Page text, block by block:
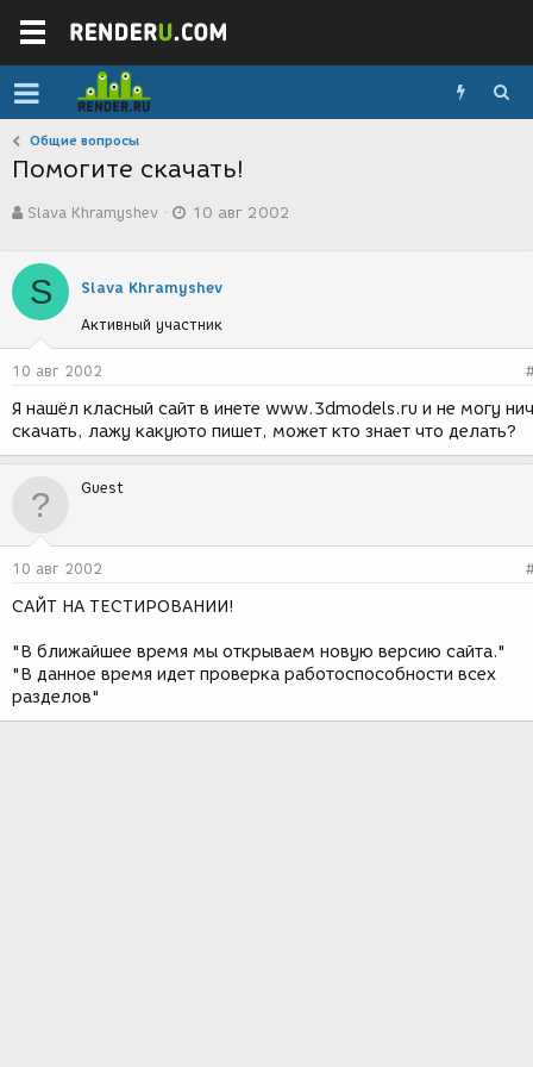
Общие вопросы
Помогите скачать!
в
о
р
т
е
м
ы
Slava Khramyshev
а
с
з
д
и
я
10 авг 2002
S Slava Khramyshev
Активный участник
10 авг 2002
Я нашёл класный сайт в инете www.3dmodels.ru и не могу
скачать, лажу какуюто пишет, может кто знает что делать?
Guest
10 авг 2002
САЙТ НА ТЕСТИРОВАНИИ!
"В ближайшее время мы открываем новую версию сайта."
"В данное время идет проверка работоспособности всех
разделов"